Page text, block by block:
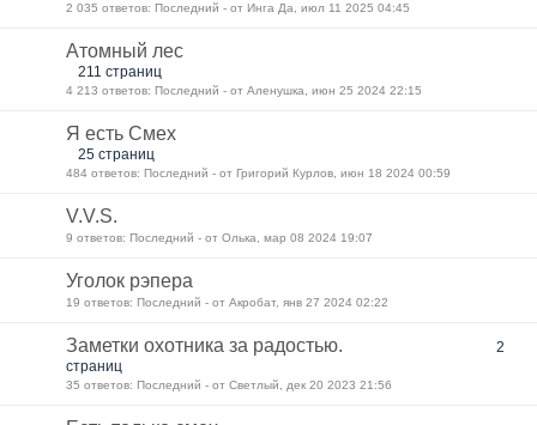
2 035 ответов: Последний - от Инга Да, июл 11 2025 04:45
Атомный лес
211 страниц
4 213 ответов: Последний - от Аленушка, июн 25 2024 22:15
Я есть Смех
25 страниц
484 ответов: Последний - от Григорий Курлов, июн 18 2024 00:59
V.V.S.
9 ответов: Последний - от Олька, мар 08 2024 19:07
Уголок рэпера
19 ответов: Последний - от Акробат, янв 27 2024 02:22
Заметки охотника за радостью.
2
страниц
35 ответов: Последний - от Светлый, дек 20 2023 21:56